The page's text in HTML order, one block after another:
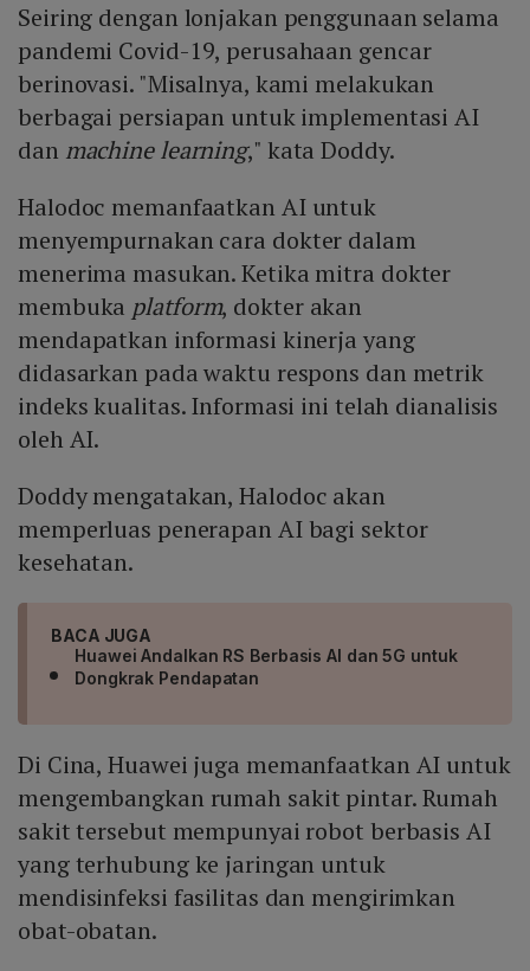
Seiring dengan lonjakan penggunaan selama
pandemi Covid-19, perusahaan gencar
berinovasi. "Misalnya, kami melakukan
berbagai persiapan untuk implementasi AI
dan machine learning," kata Doddy.
Halodoc memanfaatkan AI untuk
menyempurnakan cara dokter dalam
menerima masukan. Ketika mitra dokter
membuka platform, dokter akan
mendapatkan informasi kinerja yang
didasarkan pada waktu respons dan metrik
indeks kualitas. Informasi ini telah dianalisis
oleh AI.
Doddy mengatakan, Halodoc akan
memperluas penerapan AI bagi sektor
kesehatan.
BACA JUGA
Huawei Andalkan RS Berbasis AI dan 5G untuk
Dongkrak Pendapatan
Di Cina, Huawei juga memanfaatkan AI untuk
mengembangkan rumah sakit pintar. Rumah
sakit tersebut mempunyai robot berbasis AI
yang terhubung ke jaringan untuk
mendisinfeksi fasilitas dan mengirimkan
obat-obatan.